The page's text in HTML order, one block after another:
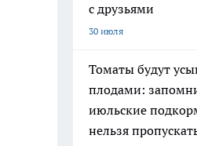
с друзьями
30 июля
Томаты будут
плодами:
июльские
нельзя